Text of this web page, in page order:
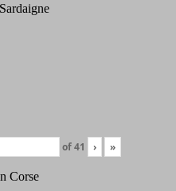
of41 › »
Corse